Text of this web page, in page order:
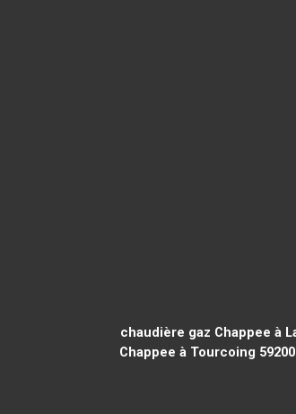
chaudière gaz Chappee à
Chappee à Tourcoing 59200